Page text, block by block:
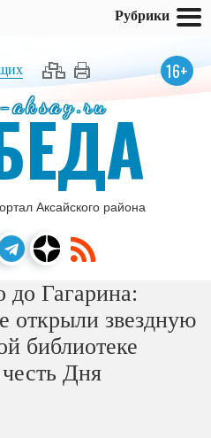
16+
aksay.ru
Аксайского района
до Гагарина:
открыли звездную
библиотеке
Дня
Рубрики